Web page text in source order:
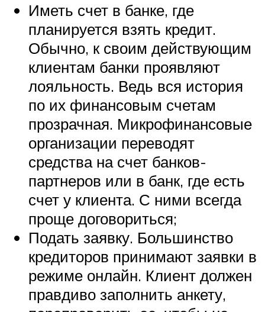
Иметь счет в банке, где
планируется взять кредит.
Обычно, к своим действующим
клиентам банки проявляют
лояльность. Ведь вся история
по их финансовым счетам
прозрачная. Микрофинансовые
организации переводят
средства на счет банков-
партнеров или в банк, где есть
счет у клиента. С ними всегда
проще договориться;
Подать заявку. Большинство
кредиторов принимают заявки в
режиме онлайн. Клиент должен
правдиво заполнить анкету,